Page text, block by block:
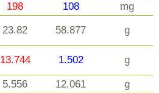
198 108
mg
23.82 58.877 g
13.744 1.502 g
5.556 12.061
g